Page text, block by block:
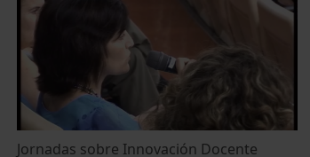
Jornadas sobre Innovación Docente